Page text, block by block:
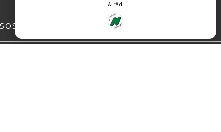
SOSIALE MEDIER
& råd.